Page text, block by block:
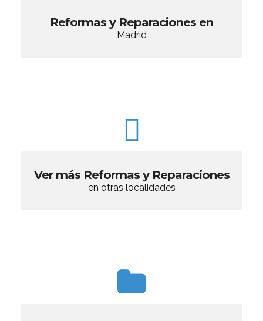
Reformas y Reparaciones en
Madrid
Ver más Reformas y Reparaciones
en otras localidades